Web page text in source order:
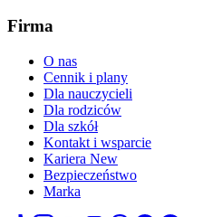
Firma
O nas
Cennik i plany
Dla nauczycieli
Dla rodziców
Dla szkół
Kontakt i wsparcie
Kariera New
Bezpieczeństwo
Marka